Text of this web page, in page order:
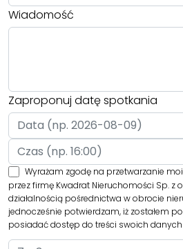
Wiadomość
Zaproponuj datę spotkania
Wyrażam zgodę na przetwarzanie
przez firmę Kwadrat Nieruchomości Sp. z
działalnością pośrednictwa w obrocie
jednocześnie potwierdzam, iż zostałem
posiadać dostęp do treści swoich